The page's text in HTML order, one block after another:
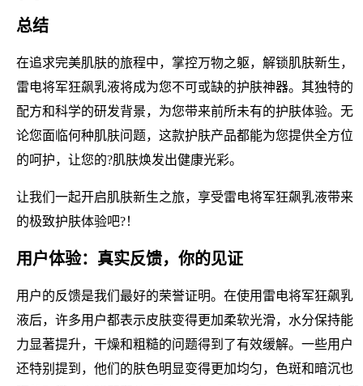
总结
在追求完美肌肤的旅程中，掌控万物之躯，解锁肌肤新生，
雷电将军狂飙乳液将成为您不可或缺的护肤神器。其独特的
配方和科学的研发背景，为您带来前所未有的护肤体验。无
论您面临何种肌肤问题，这款护肤产品都能为您提供全方位
的呵护，让您的?肌肤焕发出健康光彩。
让我们一起开启肌肤新生之旅，享受雷电将军狂飙乳液带来
的极致护肤体验吧?！
用户体验：真实反馈，你的见证
用户的反馈是我们最好的荣誉证明。在使用雷电将军狂飙乳
液后，许多用户都表示皮肤变得更加柔软光滑，水分保持能
力显著提升，干燥和粗糙的问题得到了有效缓解。一些用户
还特别提到，他们的肤色明显变得更加均匀，色斑和暗沉也